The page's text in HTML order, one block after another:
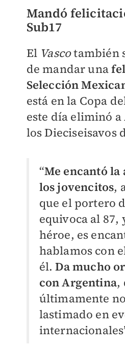
Mandó
Sub17
El Vascotambién
de mandar una
Selección
está en la Copa
este día eliminó
los Dieciseisavos
“Me encantó la
los jovencitos,
que el portero
equivoca al 87,
héroe, es
hablamos con
él.Da mucho
con Argentina,
últimamente
lastimado en